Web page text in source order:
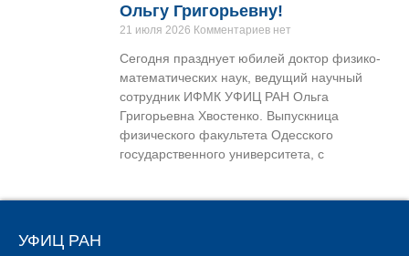
Ольгу Григорьевну!
21 июля 2026 Комментариев нет
Сегодня празднует юбилей доктор физико-
математических наук, ведущий научный
сотрудник ИФМК УФИЦ РАН Ольга
Григорьевна Хвостенко. Выпускница
физического факультета Одесского
государственного университета, с
УФИЦ РАН